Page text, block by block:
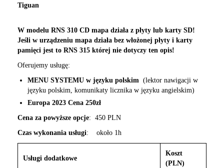
Tiguan
W modelu RNS 310 CD mapa działa z płyty lub karty SD!
Jeśli w urządzeniu mapa działa bez włożonej płyty i karty
pamięci jest to RNS 315 której nie dotyczy ten opis!
Oferujemy usługę:
MENU SYSTEMU w języku polskim (lektor nawigacji w
języku polskim, komunikaty licznika w języku angielskim)
Europa 2023 Cena 250zł
Cena za powyższe opcje: 450 PLN
Czas wykonania usługi: około 1h
Usługi dodatkowe
Koszt
(PLN)